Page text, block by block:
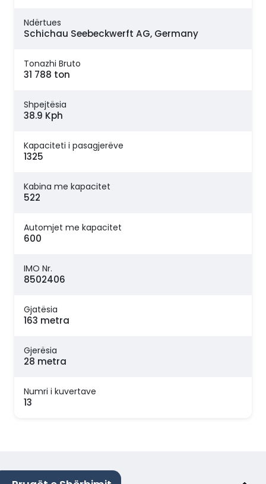
Ndërtues
Schichau Seebeckwerft AG, Germany
Tonazhi Bruto
31 788 ton
Shpejtësia
38.9 Kph
Kapaciteti i pasagjerëve
1325
Kabina me kapacitet
522
Automjet me kapacitet
600
IMO Nr.
8502406
Gjatësia
163 metra
Gjerësia
28 metra
Numri i kuvertave
13